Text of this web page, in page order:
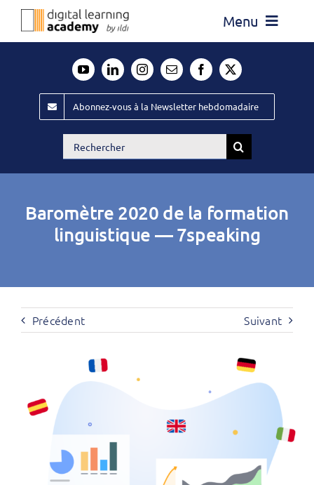
Passer
Menu
Évènements ILDI
Offres d’emploi
Publiez
Abonnez-vous à la Newsletter hebdomadaire
Rechercher:
Baromètre 2020 de la formation
linguistique — 7speaking
Précédent Suivant